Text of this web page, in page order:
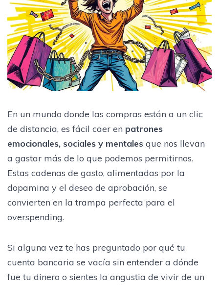
En un mundo donde las compras están a un clic
de distancia, es fácil caer en patrones
emocionales, sociales y mentales que nos llevan
a gastar más de lo que podemos permitirnos.
Estas cadenas de gasto, alimentadas por la
dopamina y el deseo de aprobación, se
convierten en la trampa perfecta para el
overspending.
Si alguna vez te has preguntado por qué tu
cuenta bancaria se vacía sin entender a dónde
fue tu dinero o sientes la angustia de vivir de un